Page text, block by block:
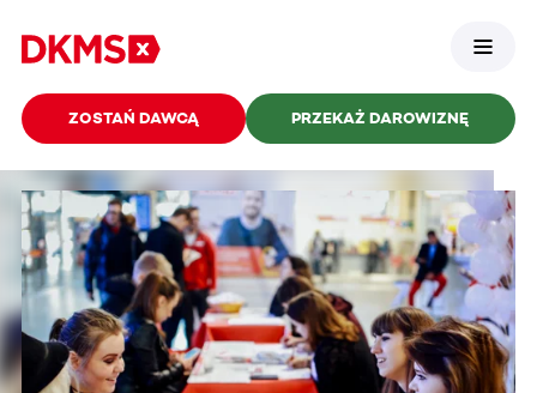
ZOSTAŃ DAWCĄ PRZEKAŻ DAROWIZNĘ